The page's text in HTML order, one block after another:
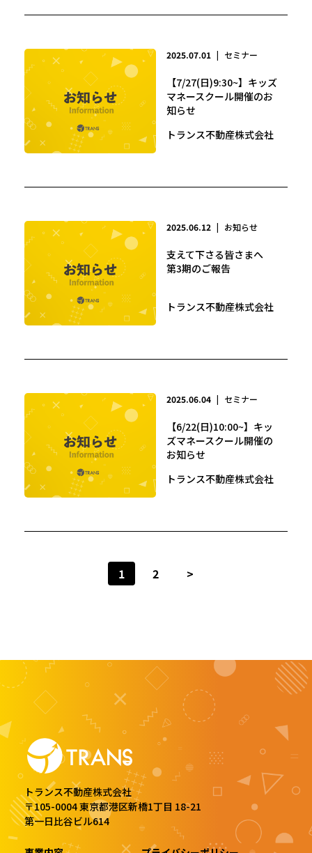
2025.07.01 | セミナー
【7/27(日)9:30~】キッズ
マネースクール開催のお
知らせ
トランス不動産株式会社
2025.06.12 | お知らせ
支えて下さる皆さまへ
第3期のご報告
トランス不動産株式会社
2025.06.04 | セミナー
【6/22(日)10:00~】キッ
ズマネースクール開催の
お知らせ
トランス不動産株式会社
1 2 >
トランス不動産株式会社
〒105-0004 東京都港区新橋1丁目 18-21
第一日比谷ビル614